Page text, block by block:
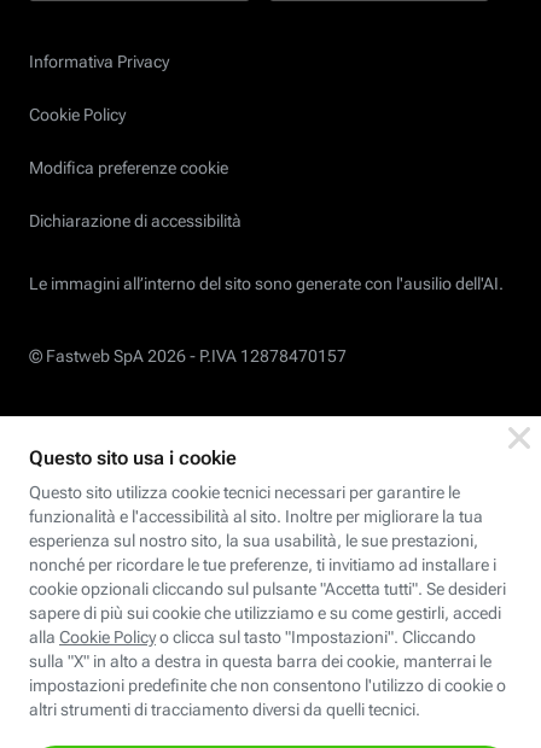
Informativa Privacy
Cookie Policy
Modifica preferenze cookie
Dichiarazione di accessibilità
Le immagini all’interno del sito sono generate con l'ausilio dell'AI.
© Fastweb SpA 2026 - P.IVA 12878470157